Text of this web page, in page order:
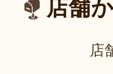
店舗
店